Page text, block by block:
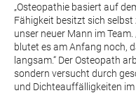
„Osteopathie basiert auf
Fähigkeit besitzt sich selbst
unser neuer Mann im
blutet es am Anfang noch,
langsam.“ Der Osteopath
sondern versucht durch
und Dichteauffälligkeiten